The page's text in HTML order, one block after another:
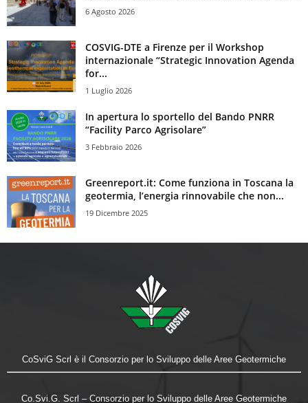
6 Agosto 2026
COSVIG-DTE a Firenze per il Workshop
internazionale “Strategic Innovation Agenda
for...
1 Luglio 2026
In apertura lo sportello del Bando PNRR
“Facility Parco Agrisolare”
3 Febbraio 2026
Greenreport.it: Come funziona in Toscana la
geotermia, l’energia rinnovabile che non...
19 Dicembre 2025
CoSviG Scrl è il Consorzio per lo Sviluppo delle Aree Geotermiche
Co.Svi.G. Scrl – Consorzio per lo Sviluppo delle Aree Geotermiche